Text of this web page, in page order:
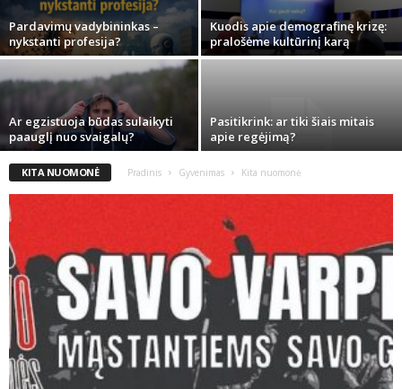
Pardavimų vadybininkas –
nykstanti profesija?
Kuodis apie demografinę krizę:
pralošėme kultūrinį karą
Ar egzistuoja būdas sulaikyti
paauglį nuo svaigalų?
Pasitikrink: ar tiki šiais mitais
apie regėjimą?
KITA NUOMONĖ Pradinis Gyvenimas Kita nuomonė